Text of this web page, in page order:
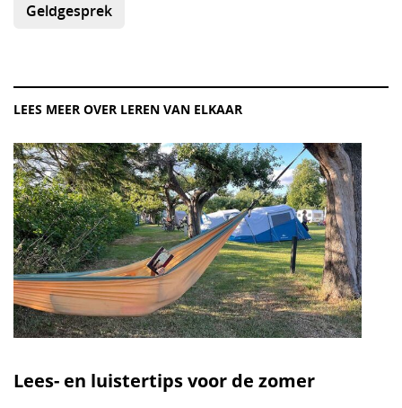
Geldgesprek
LEES MEER OVER LEREN VAN ELKAAR
Lees- en luistertips voor de zomer